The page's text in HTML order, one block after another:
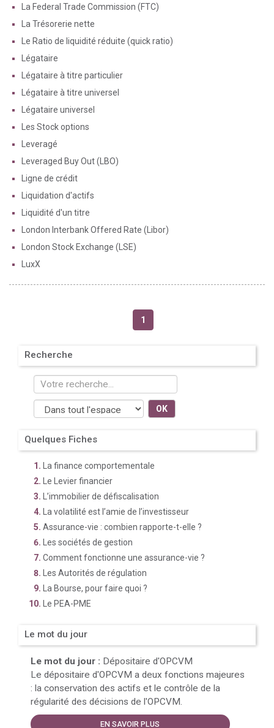
La Federal Trade Commission (FTC)
La Trésorerie nette
Le Ratio de liquidité réduite (quick ratio)
Légataire
Légataire à titre particulier
Légataire à titre universel
Légataire universel
Les Stock options
Leveragé
Leveraged Buy Out (LBO)
Ligne de crédit
Liquidation d'actifs
Liquidité d'un titre
London Interbank Offered Rate (Libor)
London Stock Exchange (LSE)
LuxX
1
Recherche
OK
Quelques Fiches
La finance comportementale
Le Levier financier
L’immobilier de défiscalisation
La volatilité est l’amie de l’investisseur
Assurance-vie : combien rapporte-t-elle ?
Les sociétés de gestion
Comment fonctionne une assurance-vie ?
Les Autorités de régulation
La Bourse, pour faire quoi ?
Le PEA-PME
Le mot du jour
Le mot du jour : Dépositaire d'OPCVM
Le dépositaire d'OPCVM a deux fonctions majeures
: la conservation des actifs et le contrôle de la
régularité des décisions de l'OPCVM.
EN SAVOIR PLUS